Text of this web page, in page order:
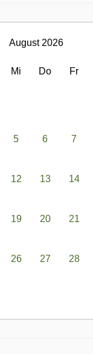
August 2026
Mi Do Fr
5 6 7
12 13 14
19 20 21
26 27 28